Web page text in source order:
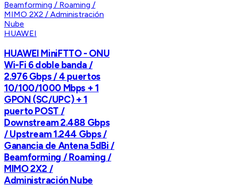
HUAWEI
HUAWEI MiniFTTO - ONU
Wi-Fi 6 doble banda /
2.976 Gbps / 4 puertos
10/100/1000 Mbps + 1
GPON (SC/UPC) + 1
puerto POST /
Downstream 2.488 Gbps
/ Upstream 1.244 Gbps /
Ganancia de Antena 5dBi /
Beamforming / Roaming /
MIMO 2X2 /
Administración Nube